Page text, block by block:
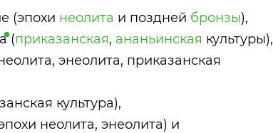
(эпохи неолита и поздней бронзы),
(приказанская, ананьинская культуры),
энеолита, приказанская
культура),
неолита, энеолита) и